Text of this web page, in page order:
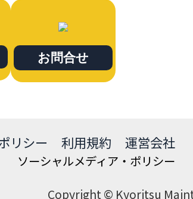
お問合せ
リシー 利用規約 運営会社
ソーシャルメディア・ポリシー
Copyright © Kyoritsu